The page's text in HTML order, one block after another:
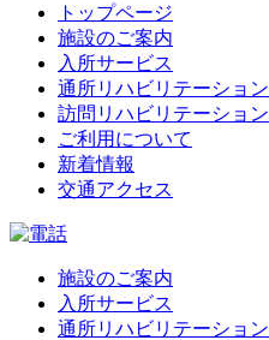
トップページ
施設のご案内
入所サービス
通所リハビリテーション
訪問リハビリテーション
ご利用について
新着情報
交通アクセス
施設のご案内
入所サービス
通所リハビリテーション